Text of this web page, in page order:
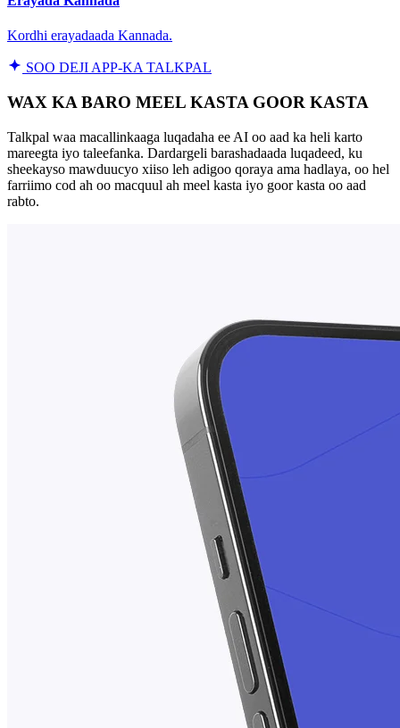
Kordhi erayadaada Kannada.
SOO DEJI APP-KA TALKPAL
WAX KA BARO MEEL KASTA GOOR KASTA
Talkpal waa macallinkaaga luqadaha ee AI oo aad ka heli karto
mareegta iyo taleefanka. Dardargeli barashadaada luqadeed, ku
sheekayso mawduucyo xiiso leh adigoo qoraya ama hadlaya, oo hel
farriimo cod ah oo macquul ah meel kasta iyo goor kasta oo aad
rabto.